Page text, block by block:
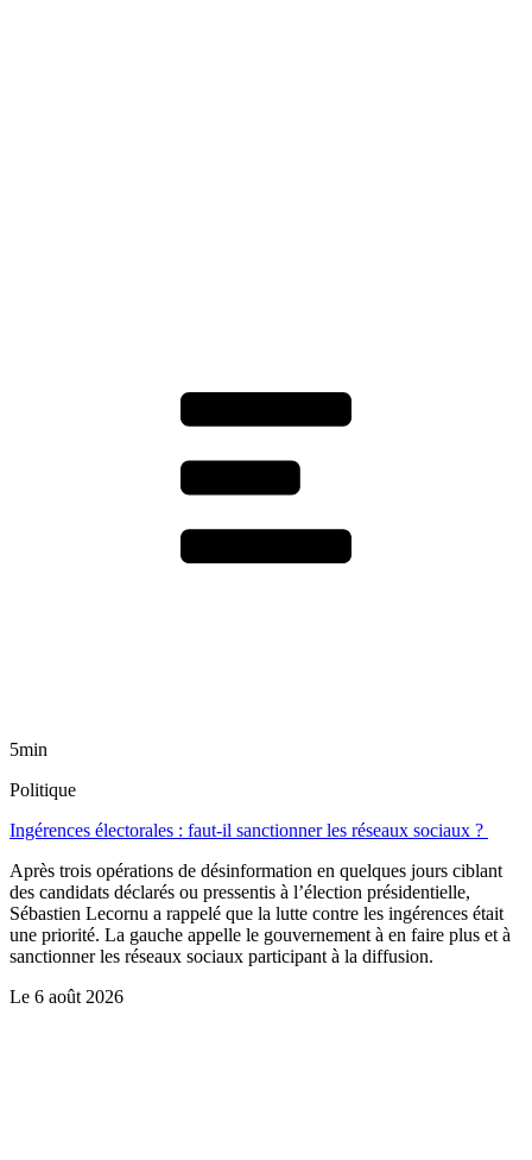
5min
Politique
Ingérences électorales : faut-il sanctionner les réseaux sociaux ?
Après trois opérations de désinformation en quelques jours ciblant
des candidats déclarés ou pressentis à l’élection présidentielle,
Sébastien Lecornu a rappelé que la lutte contre les ingérences était
une priorité. La gauche appelle le gouvernement à en faire plus et à
sanctionner les réseaux sociaux participant à la diffusion.
Le 6 août 2026